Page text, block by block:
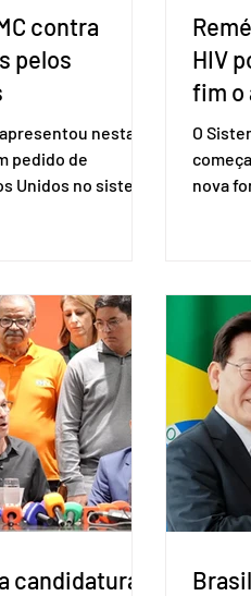
contra
pelos
nesta
pedido de
Unidos no sistema
de Comércio de
pelo
Exteriores, o
tarifas são
com as
pelos Estados
HIV
fim o
O
nova
e
pelo
que
candidatura